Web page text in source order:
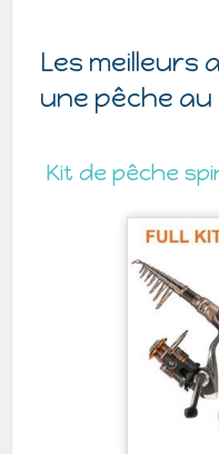
Les meilleurs
une pêche au
Kit de pêche